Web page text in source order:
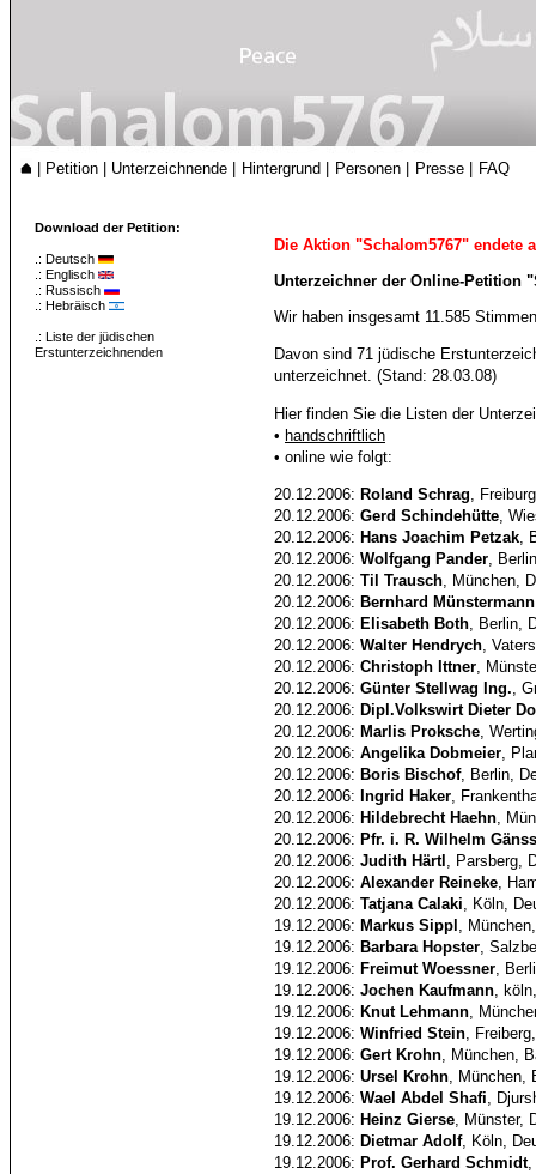
Petition Unterzeichnende Hintergrund Personen Presse FAQ
Download der Petition:
.: Deutsch
.: Englisch
.: Russisch
.: Hebräisch
.: Liste der jüdischen
Erstunterzeichnenden
Die Aktion "Schalom5767" endete
Unterzeichner der Online-Petition
Wir haben insgesamt 11.585
Davon sind 71 jüdische
unterzeichnet. (Stand: 28.03.08)
Hier finden Sie die Listen der
• handschriftlich
• online wie folgt:
20.12.2006: Roland Schrag ,
20.12.2006: Gerd Schindehütte ,
20.12.2006: Hans Joachim Petzak ,
20.12.2006: Wolfgang Pander ,
20.12.2006: Til Trausch , München,
20.12.2006: Bernhard Münstermann
20.12.2006: Elisabeth Both , Berlin,
20.12.2006: Walter Hendrych ,
20.12.2006: Christoph Ittner ,
20.12.2006: Günter Stellwag Ing. ,
20.12.2006: Dipl.Volkswirt Dieter
20.12.2006: Marlis Proksche ,
20.12.2006: Angelika Dobmeier ,
20.12.2006: Boris Bischof, Berlin,
20.12.2006: Ingrid Haker ,
20.12.2006: Hildebrecht Haehn ,
20.12.2006: Pfr. i. R. Wilhelm
20.12.2006: Judith Härtl
, Parsberg,
20.12.2006: Alexander Reineke ,
20.12.2006: Tatjana Calaki , Köln,
19.12.2006: Markus Sippl
,
19.12.2006: Barbara Hopster ,
19.12.2006: Freimut Woessner ,
19.12.2006: Jochen Kaufmann ,
19.12.2006: Knut Lehmann ,
19.12.2006: Winfried Stein ,
19.12.2006: Gert Krohn , München,
19.12.2006: Ursel Krohn , München,
19.12.2006: Wael Abdel Shafi ,
19.12.2006: Heinz Gierse , Münster,
19.12.2006: Dietmar Adolf, Köln,
19.12.2006: Prof. Gerhard Schmidt,